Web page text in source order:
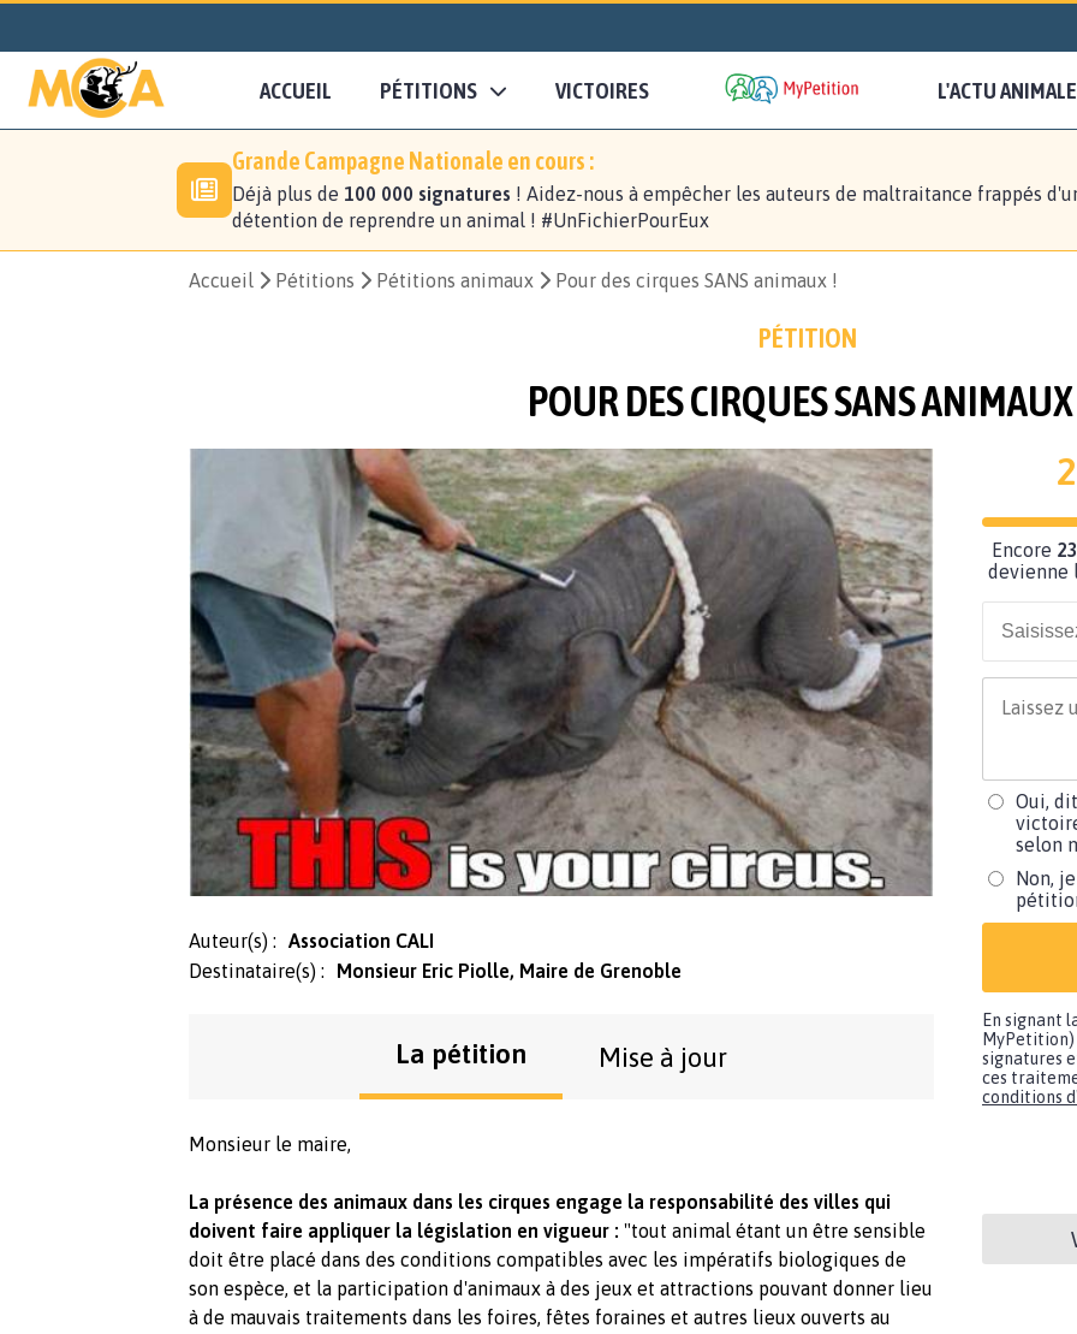
ACCUEIL PÉTITIONS VICTOIRES L'ACTU ANIMALE
Grande Campagne Nationale en cours :
Déjà plus de 100 000 signatures ! Aidez-nous à empêcher les auteurs de maltraitance frappés
détention de reprendre un animal ! #UnFichierPourEux
Accueil Pétitions Pétitions animaux Pour des cirques SANS animaux !
PÉTITION
POUR DES CIRQUES SANS
Auteur(s) :
Association CALI
Destinataire(s) :
Monsieur Eric Piolle, Maire de Grenoble
La pétition Mise à jour
Monsieur le maire,
La présence des animaux dans les cirques engage la responsabilité des villes qui
doivent faire appliquer la législation en vigueur : "tout animal étant un être sensible
doit être placé dans des conditions compatibles avec les impératifs biologiques de
son espèce, et la participation d'animaux à des jeux et attractions pouvant donner lieu
à de mauvais traitements dans les foires, fêtes foraines et autres lieux ouverts au
Encore
devienne
Oui,
selon
Non,
En signant
MyPetition)
signatures
ces
conditions